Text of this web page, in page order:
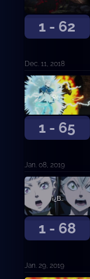
1 - 62
Dec. 11, 2018
1 - 65
Regresamos
Jan. 08, 2019
1 - 68
¡¿Batalla a Muerte?! Yami contra Jack
Jan. 29, 2019